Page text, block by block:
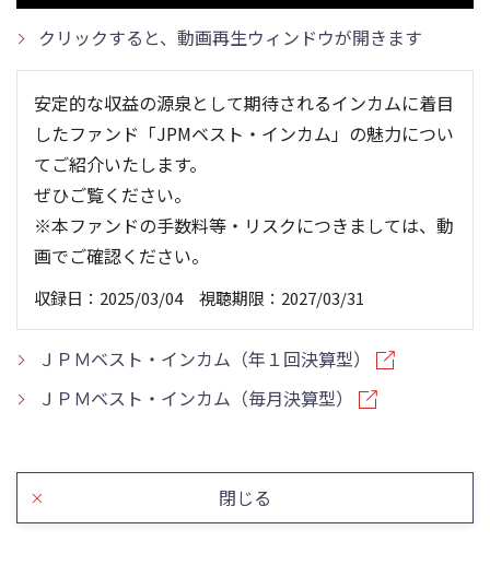
クリックすると、動画再生ウィンドウが開きます
安定的な収益の源泉として期待されるインカムに着目
したファンド「JPMベスト・インカム」の魅力につい
てご紹介いたします。
ぜひご覧ください。
※本ファンドの手数料等・リスクにつきましては、動
画でご確認ください。
収録日：2025/03/04 視聴期限：2027/03/31
ＪＰＭベスト・インカム（年１回決算型）
ＪＰＭベスト・インカム（毎月決算型）
閉じる